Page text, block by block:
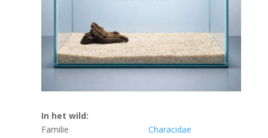
In het wild:
Familie
Characidae